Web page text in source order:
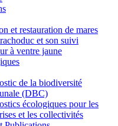
et restauration de mares
et son suivi
à ventre jaune
de la biodiversité
(DBC)
écologiques pour les
et les collectivités